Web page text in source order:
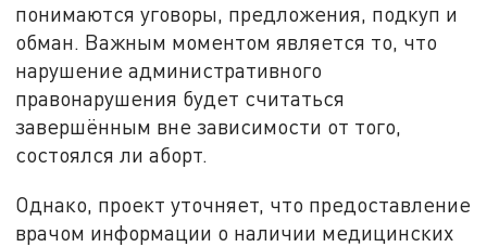
понимаются уговоры, предложения, подкуп и
обман. Важным моментом является то, что
нарушение административного
правонарушения будет считаться
завершённым вне зависимости от того,
состоялся ли аборт.
Однако, проект уточняет, что предоставление
врачом информации о наличии медицинских